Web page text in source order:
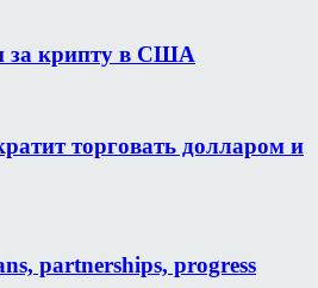
за крипту в США
торговать долларом и
partnerships, progress